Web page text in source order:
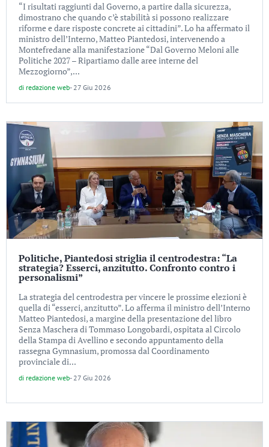
“I risultati raggiunti dal Governo, a partire dalla sicurezza,
dimostrano che quando c’è stabilità si possono realizzare
riforme e dare risposte concrete ai cittadini”. Lo ha affermato il
ministro dell’Interno, Matteo Piantedosi, intervenendo a
Montefredane alla manifestazione “Dal Governo Meloni alle
Politiche 2027 – Ripartiamo dalle aree interne del
Mezzogiorno”,...
di redazione web- 27 Giu 2026
Politiche, Piantedosi striglia il centrodestra: “La
strategia? Esserci, anzitutto. Confronto contro i
personalismi”
La strategia del centrodestra per vincere le prossime elezioni è
quella di “esserci, anzitutto”. Lo afferma il ministro dell’Interno
Matteo Piantedosi, a margine della presentazione del libro
Senza Maschera di Tommaso Longobardi, ospitata al Circolo
della Stampa di Avellino e secondo appuntamento della
rassegna Gymnasium, promossa dal Coordinamento
provinciale di...
di redazione web- 27 Giu 2026